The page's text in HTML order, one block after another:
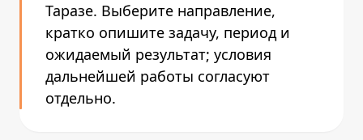
Таразе. Выберите направление,
кратко опишите задачу, период и
ожидаемый результат; условия
дальнейшей работы согласуют
отдельно.